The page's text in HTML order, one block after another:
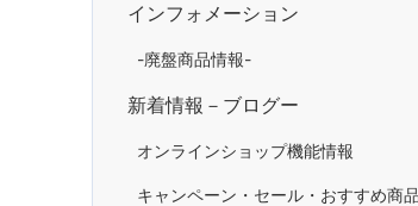
インフォメーション
-廃盤商品情報-
新着情報－ブログー
オンラインショップ機能情報
キャンペーン・セール・おすすめ商